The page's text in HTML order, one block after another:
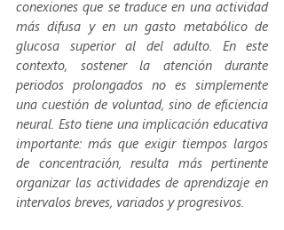
conexiones que se traduce en una actividad
más difusa y en un gasto metabólico de
glucosa superior al del adulto. En este
contexto, sostener la atención durante
periodos prolongados no es simplemente
una cuestión de voluntad, sino de eficiencia
neural. Esto tiene una implicación educativa
importante: más que exigir tiempos largos
de concentración, resulta más pertinente
organizar las actividades de aprendizaje en
intervalos breves, variados y progresivos.